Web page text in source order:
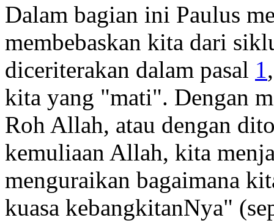
Dalam bagian ini Paulus
membebaskan kita dari
diceriterakan dalam pasal 1
kita yang "mati". Dengan
Roh Allah, atau dengan
kemuliaan Allah, kita
menguraikan bagaimana
kuasa kebangkitanNya"